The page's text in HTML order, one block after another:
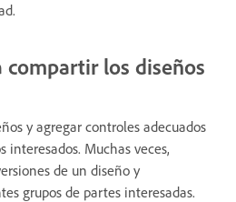
compartir los diseños
y agregar controles adecuados
interesados. Muchas veces,
de un diseño y
grupos de partes interesadas.